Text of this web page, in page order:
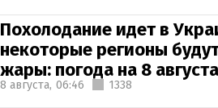
Похолодание идет в
некоторые регионы
жары: погода на 8 августа
8 августа, 06:46 1338